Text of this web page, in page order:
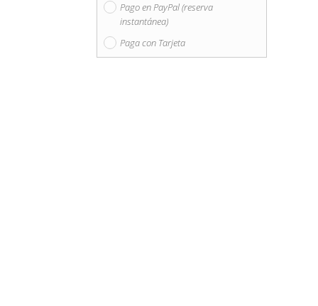
Pago en PayPal (reserva
instantánea)
Paga con Tarjeta